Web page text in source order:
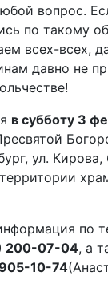
вопрос.
по такому
всех-всех,
давно не
в субботу 3
ул.
по
200-07-04, а
10-74